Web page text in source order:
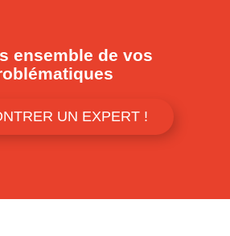
ensemble de vos
UN EXPERT !